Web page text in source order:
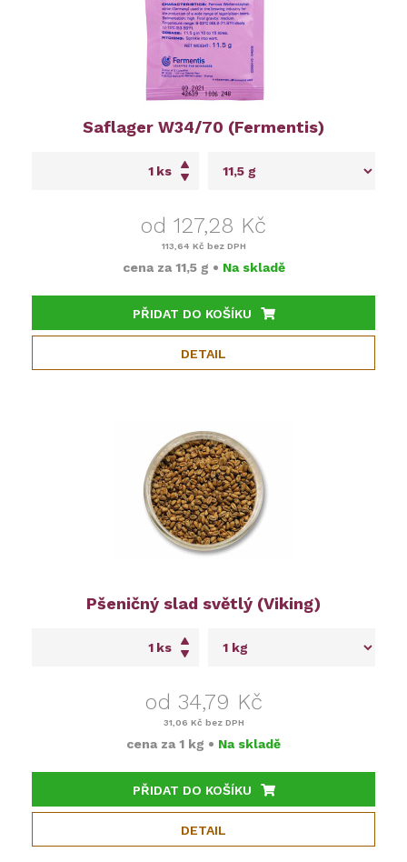
Saflager W34/70 (Fermentis)
ks
od 127,28 Kč
113,64 Kč bez DPH
cena za 11,5 g • Na skladě
PŘIDAT DO KOŠÍKU
DETAIL
Pšeničný slad světlý (Viking)
ks
od 34,79 Kč
31,06 Kč bez DPH
cena za 1 kg • Na skladě
PŘIDAT DO KOŠÍKU
DETAIL